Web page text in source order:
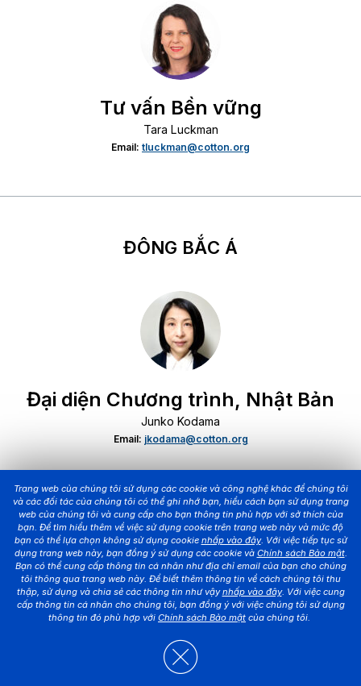
Trang web của chúng tôi sử dụng các cookie và công nghệ khác để chúng tôi
và các đối tác của chúng tôi có thể ghi nhớ bạn, hiểu cách bạn sử dụng trang
web của chúng tôi và cung cấp cho bạn thông tin phù hợp với sở thích của
bạn. Để tìm hiểu thêm về việc sử dụng cookie trên trang web này và mức độ
bạn có thể lựa chọn không sử dụng cookie nhấp vào đây. Với việc tiếp tục sử
dụng trang web này, bạn đồng ý sử dụng các cookie và Chính sách Bảo mật.
Bạn có thể cung cấp thông tin cá nhân như địa chỉ email của bạn cho chúng
tôi thông qua trang web này. Để biết thêm thông tin về cách chúng tôi thu
thập, sử dụng và chia sẻ các thông tin như vậynhấp vào đây. Với việc cung
cấp thông tin cá nhân cho chúng tôi, bạn đồng ý với việc chúng tôi sử dụng
thông tin đó phù hợp với Chính sách Bảo mật của chúng tôi.
Tư vấn Bền vững
Tara Luckman
Email: tluckman@cotton.org
ĐÔNG BẮC Á
Đại diện Chương trình, Nhật Bản
Junko Kodama
Email: jkodama@cotton.org
Đại diện Chương trình, Đài Loan
Sunnie Chiou